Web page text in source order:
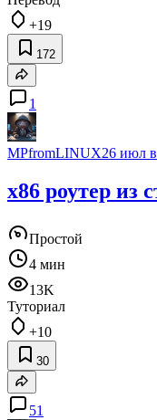
+19
172
1
MPfromLINUX26 июл
x86 роутер из
Простой
4 мин
13K
Туториал
+10
30
51